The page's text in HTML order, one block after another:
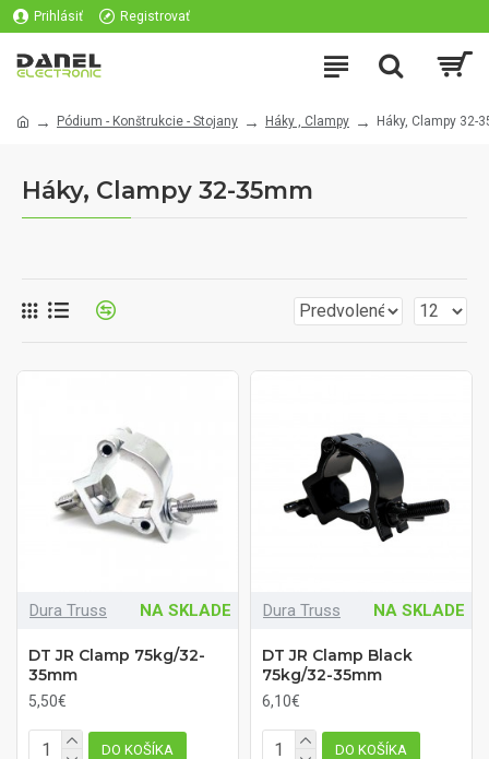
Prihlásiť Registrovať
Pódium - Konštrukcie - Stojany Háky , Clampy Háky, Clampy 32-
Háky, Clampy 32-35mm
Dura Truss NA SKLADE
DT JR Clamp 75kg/32-
35mm
5,50€
DO KOŠÍKA
Dura Truss NA SKLADE
DT JR Clamp Black
75kg/32-35mm
6,10€
DO KOŠÍKA